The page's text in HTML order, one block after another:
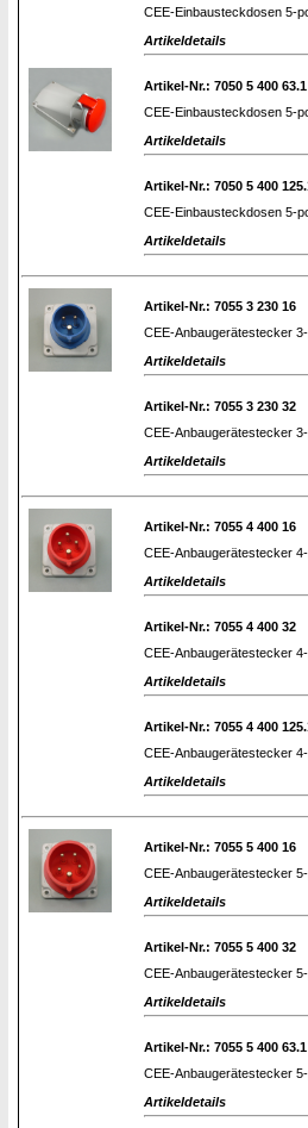
CEE-Einbausteckdosen 5-
Artikeldetails
Artikel-Nr.: 7050 5 400 63.1
CEE-Einbausteckdosen 5-
Artikeldetails
Artikel-Nr.: 7050 5 400
CEE-Einbausteckdosen 5-
Artikeldetails
Artikel-Nr.: 7055 3 230 16
CEE-Anbaugerätestecker
Artikeldetails
Artikel-Nr.: 7055 3 230 32
CEE-Anbaugerätestecker
Artikeldetails
Artikel-Nr.: 7055 4 400 16
CEE-Anbaugerätestecker
Artikeldetails
Artikel-Nr.: 7055 4 400 32
CEE-Anbaugerätestecker
Artikeldetails
Artikel-Nr.: 7055 4 400
CEE-Anbaugerätestecker
Artikeldetails
Artikel-Nr.: 7055 5 400 16
CEE-Anbaugerätestecker
Artikeldetails
Artikel-Nr.: 7055 5 400 32
CEE-Anbaugerätestecker
Artikeldetails
Artikel-Nr.: 7055 5 400 63.1
CEE-Anbaugerätestecker
Artikeldetails